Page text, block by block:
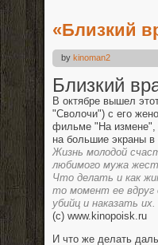
«Близкий
by kinoman2
Близкий
В октябре вышел
"Сволочи") с его
фильме "На измене",
на большие экраны в
Жизнь молодой
любимого мужа
Что делать и как
то момент ее вдруг
убийц и наказать их.
(c) www.kinopoisk.ru
И что же делать